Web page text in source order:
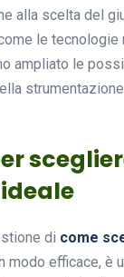
alla scelta del
le tecnologie
ampliato le
di come
modo efficace, è